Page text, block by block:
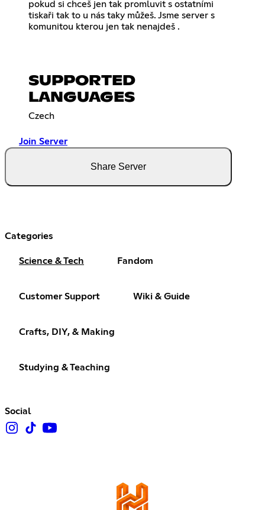
pokud si chceš jen tak promluvit s ostatními
tiskaři tak to u nás taky můžeš. Jsme server s
komunitou kterou jen tak nenajdeš .
SUPPORTED
LANGUAGES
Czech
Join Server
Share Server
Categories
Science & Tech Fandom
Customer Support Wiki & Guide
Crafts, DIY, & Making
Studying & Teaching
Social